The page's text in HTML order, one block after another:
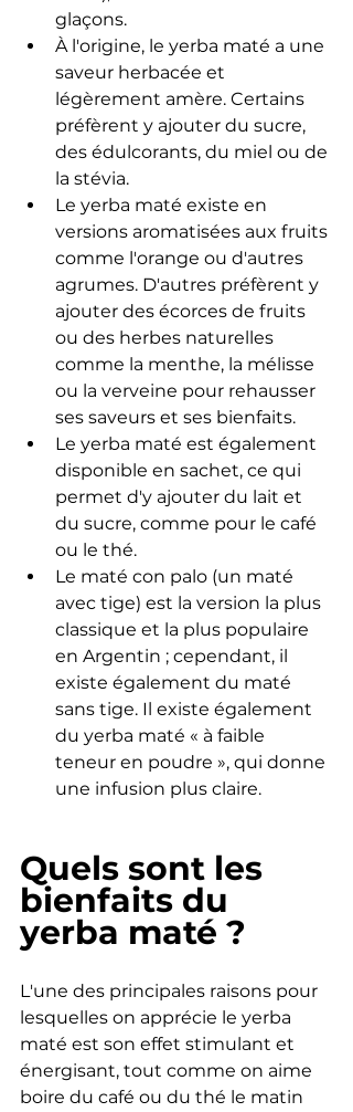
glaçons.
À l'origine, le yerba maté a une
saveur herbacée et
légèrement amère. Certains
préfèrent y ajouter du sucre,
des édulcorants, du miel ou de
la stévia.
Le yerba maté existe en
versions aromatisées aux fruits
comme l'orange ou d'autres
agrumes. D'autres préfèrent y
ajouter des écorces de fruits
ou des herbes naturelles
comme la menthe, la mélisse
ou la verveine pour rehausser
ses saveurs et ses bienfaits.
Le yerba maté est également
disponible en sachet, ce qui
permet d'y ajouter du lait et
du sucre, comme pour le café
ou le thé.
Le maté con palo (un maté
avec tige) est la version la plus
classique et la plus populaire
en Argentin ; cependant, il
existe également du maté
sans tige. Il existe également
du yerba maté « à faible
teneur en poudre », qui donne
une infusion plus claire.
Quels sont les
bienfaits du
yerba maté ?
L'une des principales raisons pour
lesquelles on apprécie le yerba
maté est son effet stimulant et
énergisant, tout comme on aime
boire du café ou du thé le matin